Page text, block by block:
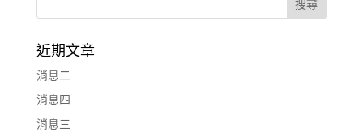
近期文章
消息二
消息四
消息三